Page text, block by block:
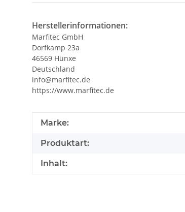
Herstellerinformationen:
Marfitec GmbH
Dorfkamp 23a
46569 Hünxe
Deutschland
info@marfitec.de
https://www.marfitec.de
Produkteigenschaft
Wert
Marke:
Produktart:
Inhalt: